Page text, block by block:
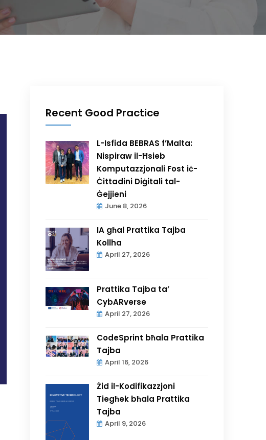
Recent Good Practice
L-Isfida BEBRAS f’Malta:
Nispiraw il-Ħsieb
Komputazzjonali Fost iċ-
Ċittadini Diġitali tal-
Ġejjieni
June 8, 2026
IA għal Prattika Tajba
Kollha
April 27, 2026
Prattika Tajba ta’
CybARverse
April 27, 2026
CodeSprint bħala Prattika
Tajba
April 16, 2026
Żid il-Kodifikazzjoni
Tiegħek bħala Prattika
Tajba
April 9, 2026